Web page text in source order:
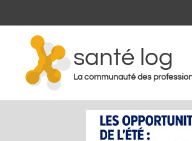
santé log
La communauté des